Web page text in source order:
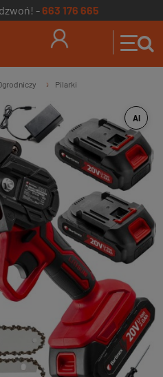
-663 176 665
» Pilarki
AI